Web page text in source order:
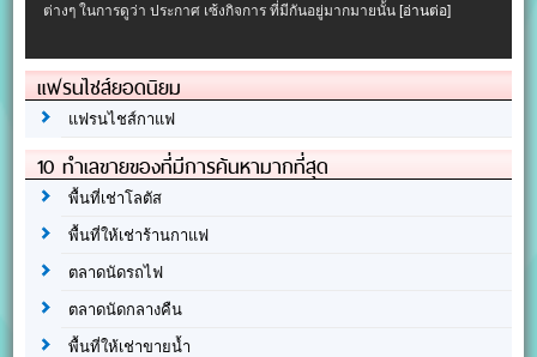
ต่างๆ ในการดูว่า ประกาศ เซ้งกิจการ ที่มีกันอยู่มากมายนั้น[อ่านต่อ]
แฟรนไชส์ยอดนิยม
แฟรนไชส์กาแฟ
10 ทำเลขายของที่มีการค้นหามากที่สุด
พื้นที่เช่าโลตัส
พื้นที่ให้เช่าร้านกาแฟ
ตลาดนัดรถไฟ
ตลาดนัดกลางคืน
พื้นที่ให้เช่าขายน้ำ